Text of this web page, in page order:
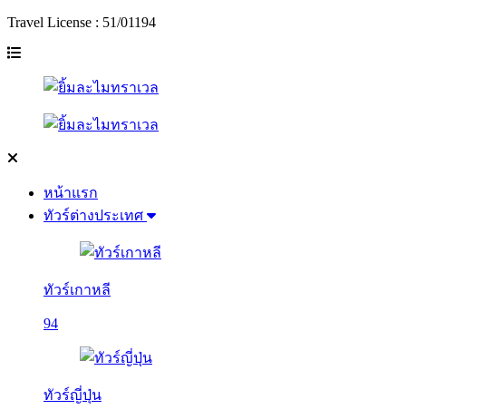
Travel License : 51/01194
หน้าแรก
ทัวร์ต่างประเทศ
ทัวร์เกาหลี
94
ทัวร์ญี่ปุ่น